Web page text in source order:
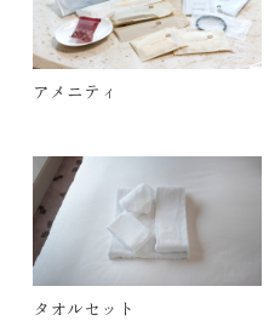
アメニティ
タオルセット